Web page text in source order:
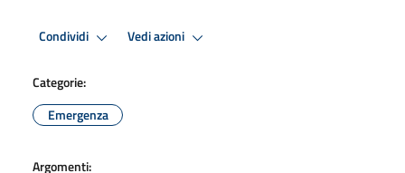
Condividi Vedi azioni
Categorie:
Emergenza
Argomenti: